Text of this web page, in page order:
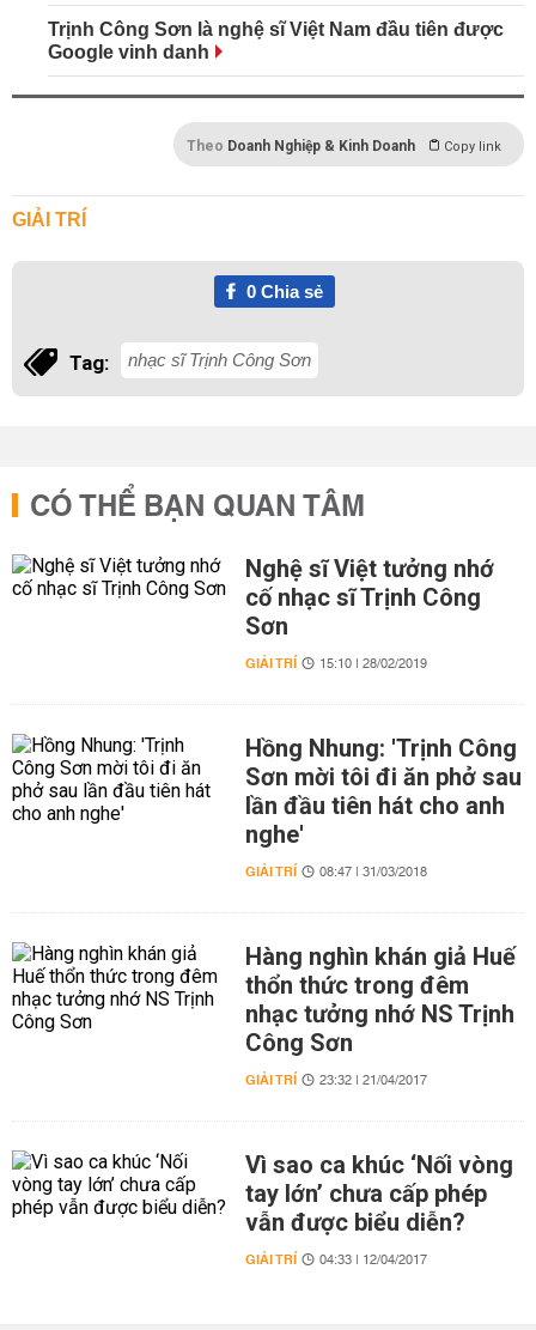
Trịnh Công Sơn là nghệ sĩ Việt Nam đầu tiên được
Google vinh danh
Theo Doanh Nghiệp & Kinh Doanh Copy link
GIẢI TRÍ
0Chia sẻ
Tag: nhạc sĩ Trịnh Công Sơn
CÓ THỂ BẠN QUAN TÂM
Nghệ sĩ Việt tưởng nhớ
cố nhạc sĩ Trịnh Công
Sơn
GIẢI TRÍ 15:10 | 28/02/2019
Hồng Nhung: 'Trịnh Công
Sơn mời tôi đi ăn phở sau
lần đầu tiên hát cho anh
nghe'
GIẢI TRÍ 08:47 | 31/03/2018
Hàng nghìn khán giả Huế
thổn thức trong đêm
nhạc tưởng nhớ NS Trịnh
Công Sơn
GIẢI TRÍ 23:32 | 21/04/2017
Vì sao ca khúc ‘Nối vòng
tay lớn’ chưa cấp phép
vẫn được biểu diễn?
GIẢI TRÍ 04:33 | 12/04/2017